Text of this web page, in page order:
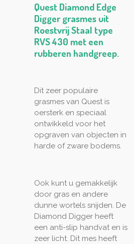
Quest Diamond Edge
Digger grasmes uit
Roestvrij Staal type
RVS 430 met een
rubberen handgreep.
Dit zeer populaire
grasmes van Quest is
oersterk en speciaal
ontwikkeld voor het
opgraven van objecten in
harde of zware bodems.
Ook kunt u gemakkelijk
door gras en andere
dunne wortels snijden. De
Diamond Digger heeft
een anti-slip handvat en is
zeer licht. Dit mes heeft